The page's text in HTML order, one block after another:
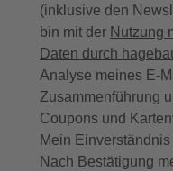
(inklusive den
bin mit der Nutzung
Daten durch
Analyse meines E-
Zusammenführung
Coupons und
Mein
Nach Bestätigung